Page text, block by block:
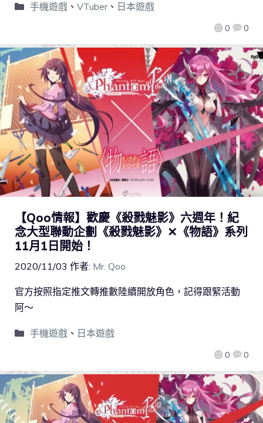
0 0
手機遊戲、 VTuber、 日本遊戲
【Qoo情報】歡慶《殺戮魅影》六週年！紀
念大型聯動企劃《殺戮魅影》✕《物語》系列
11月1日開始！
2020/11/03 作者: Mr. Qoo
0 0
官方按照指定推文轉推數陸續開放角色，記得跟緊活動
阿～
手機遊戲、 日本遊戲